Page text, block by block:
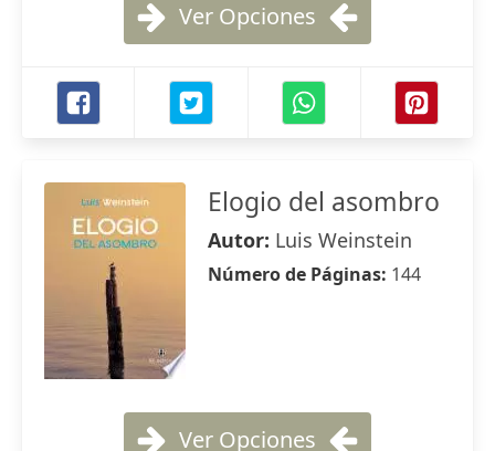
Ver Opciones
Elogio del asombro
Autor: Luis Weinstein
Número de Páginas: 144
Ver Opciones